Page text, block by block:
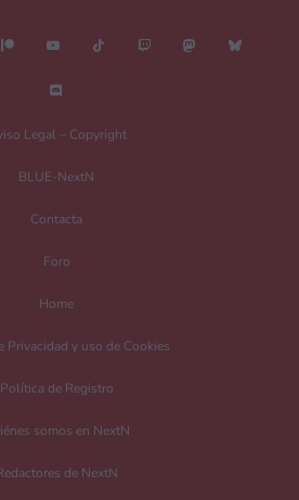
electrónico y web en este navegador para la
cada nueva entrada.
Legal – Copyright
BLUE-NextN
Contacta
Foro
Home
Privacidad y uso de Cookies
Política de Registro
somos en NextN
de NextN